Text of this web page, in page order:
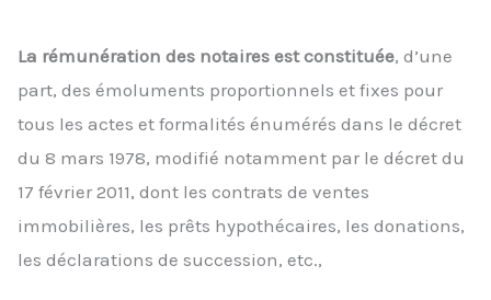
La rémunération des notaires est constituée, d’une
part, des émoluments proportionnels et fixes pour
tous les actes et formalités énumérés dans le décret
du 8 mars 1978, modifié notamment par le décret du
17 février 2011, dont les contrats de ventes
immobilières, les prêts hypothécaires, les donations,
les déclarations de succession, etc.,